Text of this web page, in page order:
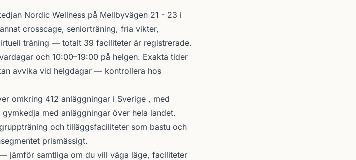
Nordic Wellness på Mellbyvägen 21 - 23 i
crosscage, seniorträning, fria vikter,
träning — totalt 39 faciliteter är registrerade.
och 10:00–19:00 på helgen. Exakta tider
avvika vid helgdagar — kontrollera hos
omkring 412 anläggningar i Sverige , med
med anläggningar över hela landet.
och tilläggsfaciliteter som bastu och
prismässigt.
— jämför samtliga om du vill väga läge, faciliteter